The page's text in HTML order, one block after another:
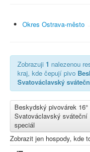
Okres Ostrava-město
Zobrazuji 1 nalezenou
kraj, kde čepují pivo
Svatováclavský
Beskydský pivovárek 16°
Svatováclavský sváteční
speciál
Zobrazit jen hospody, kde